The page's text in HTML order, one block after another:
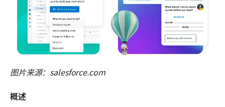
图片来源：salesforce.com
概述